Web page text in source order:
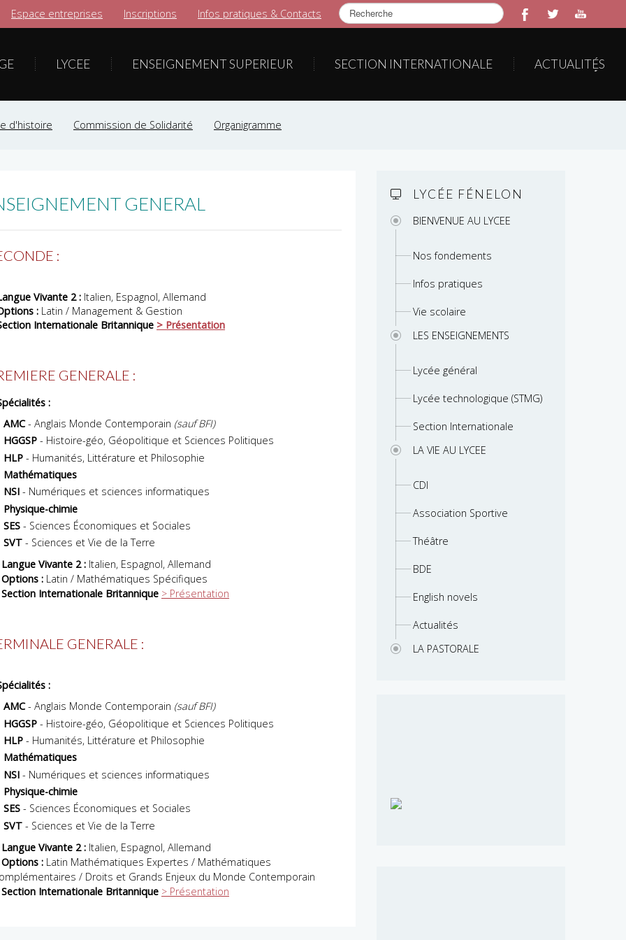
Rechercher
Espace entreprises Inscriptions Infos pratiques & Contacts
LYCEE ENSEIGNEMENT SUPERIEUR SECTION INTERNATIONALE ACTUALITÉS
d'histoire Commission de Solidarité Organigramme
GENERAL
:
Vivante 2 : Italien, Espagnol, Allemand
: Latin / Management & Gestion
Internationale Britannique > Présentation
GENERALE :
:
AMC- Anglais Monde Contemporain (sauf BFI)
HGGSP - Histoire-géo, Géopolitique et Sciences Politiques
HLP - Humanités, Littérature et Philosophie
Mathématiques
NSI - Numériques et sciences informatiques
Physique-chimie
SES - Sciences Économiques et Sociales
SVT - Sciences et Vie de la Terre
Vivante 2 : Italien, Espagnol, Allemand
: Latin / Mathématiques Spécifiques
Internationale Britannique > Présentation
GENERALE :
:
AMC- Anglais Monde Contemporain (sauf BFI)
HGGSP - Histoire-géo, Géopolitique et Sciences Politiques
HLP - Humanités, Littérature et Philosophie
Mathématiques
NSI - Numériques et sciences informatiques
Physique-chimie
SES - Sciences Économiques et Sociales
SVT - Sciences et Vie de la Terre
Vivante 2 : Italien, Espagnol, Allemand
: Latin Mathématiques Expertes / Mathématiques
/ Droits et Grands Enjeux du Monde Contemporain
Internationale Britannique > Présentation
LYCÉE FÉNELON
BIENVENUE AU LYCEE
Nos fondements
Infos pratiques
Vie scolaire
LES ENSEIGNEMENTS
Lycée général
Lycée technologique (STMG)
Section Internationale
LA VIE AU LYCEE
CDI
Association Sportive
Théâtre
BDE
English novels
Actualités
LA PASTORALE